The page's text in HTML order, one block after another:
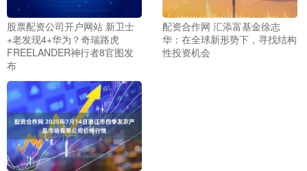
股票配资公司开户网站 新卫士
+老发现4+华为？奇瑞路虎
FREELANDER神行者8官图发
布
配资合作网 汇添富基金徐志
华：在全球新形势下，寻找结构
性投资机会